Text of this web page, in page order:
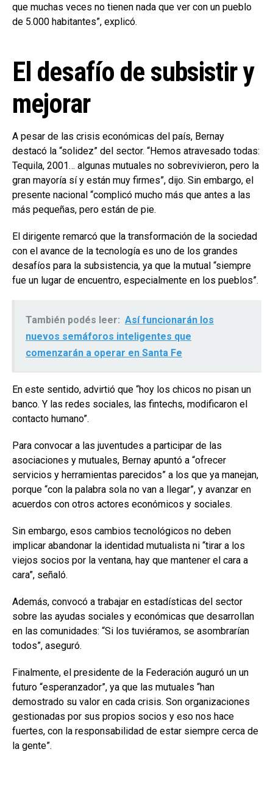
que muchas veces no tienen nada que ver con un pueblo
de 5.000 habitantes”, explicó.
El desafío de subsistir y
mejorar
A pesar de las crisis económicas del país, Bernay
destacó la “solidez” del sector. “Hemos atravesado todas:
Tequila, 2001… algunas mutuales no sobrevivieron, pero la
gran mayoría sí y están muy firmes”, dijo. Sin embargo, el
presente nacional “complicó mucho más que antes a las
más pequeñas, pero están de pie.
El dirigente remarcó que la transformación de la sociedad
con el avance de la tecnología es uno de los grandes
desafíos para la subsistencia, ya que la mutual “siempre
fue un lugar de encuentro, especialmente en los pueblos”.
También podés leer: Así funcionarán los
nuevos semáforos inteligentes que
comenzarán a operar en Santa Fe
En este sentido, advirtió que “hoy los chicos no pisan un
banco. Y las redes sociales, las fintechs, modificaron el
contacto humano”.
Para convocar a las juventudes a participar de las
asociaciones y mutuales, Bernay apuntó a “ofrecer
servicios y herramientas parecidos” a los que ya manejan,
porque “con la palabra sola no van a llegar”, y avanzar en
acuerdos con otros actores económicos y sociales.
Sin embargo, esos cambios tecnológicos no deben
implicar abandonar la identidad mutualista ni “tirar a los
viejos socios por la ventana, hay que mantener el cara a
cara”, señaló.
Además, convocó a trabajar en estadísticas del sector
sobre las ayudas sociales y económicas que desarrollan
en las comunidades: “Si los tuviéramos, se asombrarían
todos”, aseguró.
Finalmente, el presidente de la Federación auguró un un
futuro “esperanzador”, ya que las mutuales “han
demostrado su valor en cada crisis. Son organizaciones
gestionadas por sus propios socios y eso nos hace
fuertes, con la responsabilidad de estar siempre cerca de
la gente”.